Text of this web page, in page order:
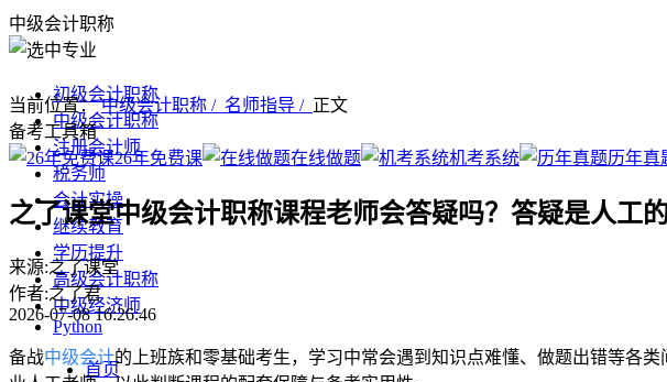
中级会计职称
初级会计职称
中级会计职称
注册会计师
税务师
会计实操
继续教育
学历提升
高级会计职称
中级经济师
Python
首页
当前位置：中级会计职称 / 名师指导 / 正文
备考工具箱
26年免费课
在线做题 机考系统 历年真
之了课堂中级会计职称课程老师会答疑吗？答疑是人工
来源:之了课堂
作者:之了君
2026-07-08 16:26:46
备战中级会计的上班族和零基础考生，学习中常会遇到知识点难懂、做题出错等各